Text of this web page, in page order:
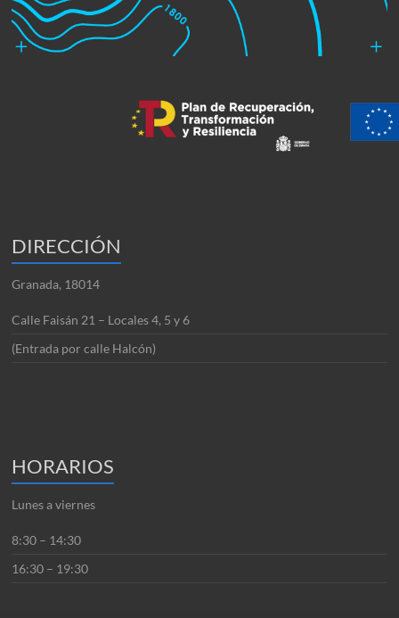
DIRECCIÓN
Granada, 18014
Calle Faisán 21 – Locales 4, 5 y 6
(Entrada por calle Halcón)
HORARIOS
Lunes a viernes
8:30 – 14:30
16:30 – 19:30